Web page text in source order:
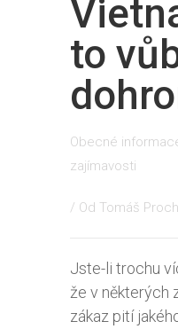
to
Obecné
zajímavosti
/ Od Tomáš
Jste-li trochu
že v některých
zákaz pití